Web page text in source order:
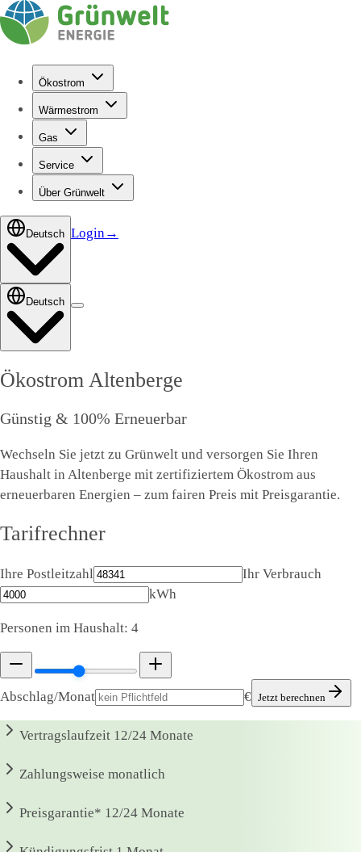
Ökostrom
Wärmestrom
Gas
Service
Über Grünwelt
Deutsch Login→
Deutsch
Ökostrom Altenberge
Günstig & 100% Erneuerbar
Wechseln Sie jetzt zu Grünwelt und versorgen Sie Ihren
Haushalt in Altenberge mit zertifiziertem Ökostrom aus
erneuerbaren Energien – zum fairen Preis mit Preisgarantie.
Tarifrechner
Ihre Postleitzahl
Ihr Verbrauch
kWh
Personen im Haushalt: 4
Abschlag/Monat € Jetzt berechnen
Vertragslaufzeit 12/24 Monate
Zahlungsweise monatlich
Preisgarantie* 12/24 Monate